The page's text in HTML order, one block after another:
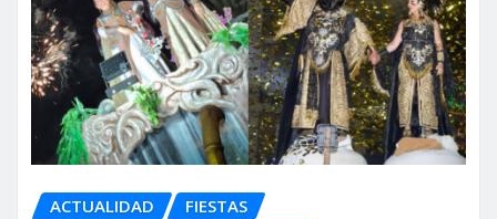
ACTUALIDAD
FIESTAS